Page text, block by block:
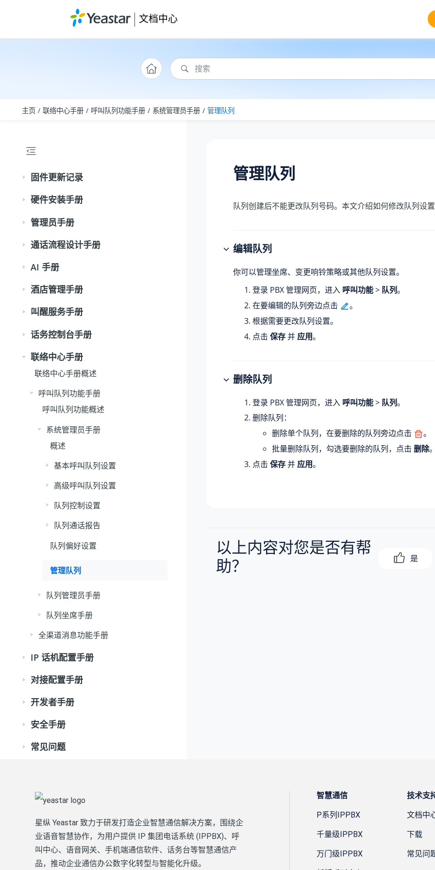
文档中心
主页 联络中心手册 呼叫队列功能手册 系统管理员手册 管理队列
固件更新记录
硬件安装手册
管理员手册
通话流程设计手册
AI 手册
酒店管理手册
叫醒服务手册
话务控制台手册
联络中心手册
联络中心手册概述
呼叫队列功能手册
呼叫队列功能概述
系统管理员手册
概述
基本呼叫队列设置
高级呼叫队列设置
队列控制设置
队列通话报告
队列偏好设置
管理队列
队列管理员手册
队列坐席手册
全渠道消息功能手册
IP 话机配置手册
对接配置手册
开发者手册
安全手册
常见问题
管理队列
队列创建后不能更改队列号码。本文介绍如何修改队列设
编辑队列
你可以管理坐席、变更响铃策略或其他队列设置。
登录 PBX 管理网页，进入 呼叫功能> 队列。
在要编辑的队列旁边点击
。
根据需要更改队列设置。
点击 保存并 应用。
删除队列
登录 PBX 管理网页，进入 呼叫功能> 队列。
删除队列：
删除单个队列，在要删除的队列旁边点击
。
批量删除队列，勾选要删除的队列，点击 删除
点击 保存并 应用。
以上内容对您是否有帮
助？
是
星纵 Yeastar 致力于研发打造企业智慧通信解决方案，围绕企
业语音智慧协作，为用户提供 IP 集团电话系统 (IPPBX)、呼
叫中心、语音网关、手机端通信软件、话务台等智慧通信产
品，推动企业通信办公数字化转型与智能化升级。
智慧通信
P系列IPPBX
千量级IPPBX
万门级IPPBX
技术支
文档中
下载
常见问